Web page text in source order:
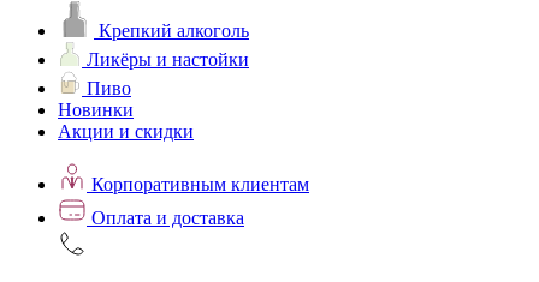
Крепкий алкоголь
Ликёры и настойки
Пиво
Новинки
Акции и скидки
Корпоративным клиентам
Оплата и доставка